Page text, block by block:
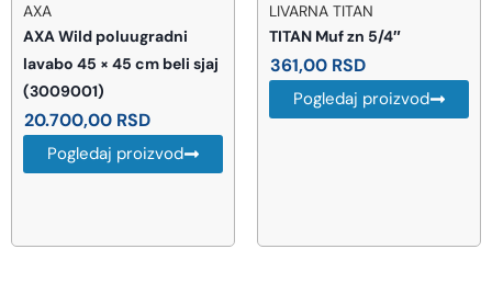
AXA
AXA Wild poluugradni
lavabo 45 × 45 cm beli sjaj
(3009001)
20.700,00 RSD
Pogledaj proizvod
LIVARNA TITAN
TITAN Muf zn 5/4″
361,00 RSD
Pogledaj proizvod